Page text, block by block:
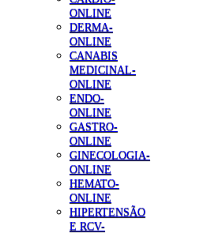
ONLINE
DERMA-
ONLINE
CANABIS
MEDICINAL-
ONLINE
ENDO-
ONLINE
GASTRO-
ONLINE
GINECOLOGIA-
ONLINE
HEMATO-
ONLINE
HIPERTENSÃO
E RCV-